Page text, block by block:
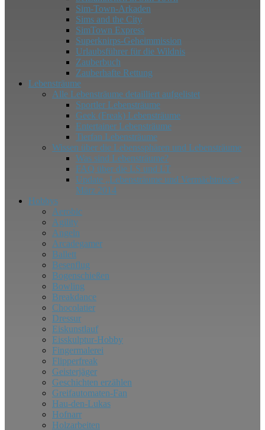
Sim-​​Town-​​Arkaden
Sims and the City
SimTown Express
Superknirps-​​Geheimmission
Urlaubsführer für die Wildnis
Zauberbuch
Zauberhafte Rettung
Lebensträume
Alle Lebensträume detailliert aufgelistet
Sportler Lebensträume
Geek (Freak) Lebensträume
Entertainer Lebensträume
Tierfan Lebensträume
Wissen über die Lebenssphären und Lebensträume
Was sind Lebensträume?
FAQ über die LS und LT
Update „Lebensträume und Vermächtnisse“,
März 2014
Hobbys
Aerobic
Agility
Angeln
Arcadegamer
Ballett
Besenflug
Bogenschießen
Bowling
Breakdance
Chocolatier
Dressur
Eiskunstlauf
Eisskulptur-​​Hobby
Fingermalerei
Flipperfreak
Geisterjäger
Geschichten erzählen
Greifautomaten-​​Fan
Hau-​​den-​​Lukas
Hofnarr
Holzarbeiten